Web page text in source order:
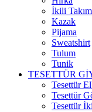
İkili Takım
Kazak
Pijama
Sweatshirt
Tulum
Tunik
TESETTÜR
Tesettür
Tesettür
Tesettür